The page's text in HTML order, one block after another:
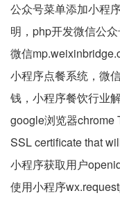
公众号菜单添加小程
明，php开发微信公
微信
小程序点餐系统，微
钱，小程序餐饮行业
google浏览器chrome
SSL certificate that
小程序获取用户
使用小程序